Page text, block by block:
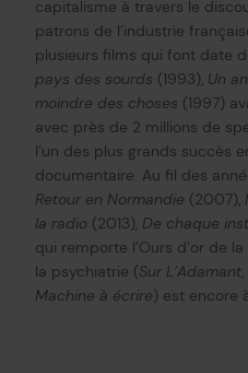
capitalisme à travers le
patrons de l’industrie
plusieurs films qui font date
pays des sourds (1993), Un
moindre des choses (1997)
avec près de 2 millions de
l’un des plus grands succès
documentaire. Au fil des
Retour en Normandie (2007),
la radio (2013), De chaque
qui remporte l’Ours d’or de
la psychiatrie (Sur L’Adamant,
Machine à écrire) est encore